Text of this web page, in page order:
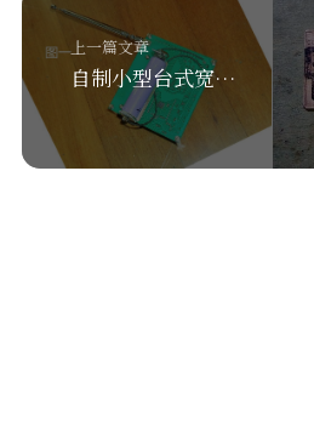
上一篇文章
自制小型台式宽声场FM立体声收音机